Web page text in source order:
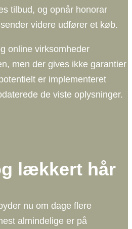
tilbud, og opnår honorar
videre udfører et køb.
online virksomheder
men der gives ikke garantier
er implementeret
de viste oplysninger.
lækkert hår
nu om dage flere
almindelige er på